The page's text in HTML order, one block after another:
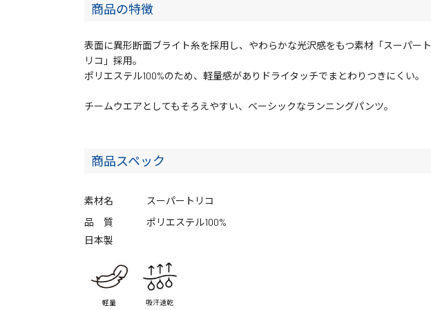
商品の特徴
表面に異形断面ブライト糸を採用し、やわらかな光沢感をもつ素材「スーパート
リコ」採用。
ポリエステル100%のため、軽量感がありドライタッチでまとわりつきにくい。
チームウエアとしてもそろえやすい、ベーシックなランニングパンツ。
商品スペック
素材名
スーパートリコ
品 質
ポリエステル100%
日本製
軽量 吸汗速乾